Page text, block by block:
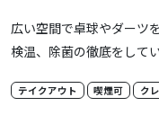
広い空間で卓球やダーツ
検温、除菌の徹底をして
テイクアウト 喫煙可 ク